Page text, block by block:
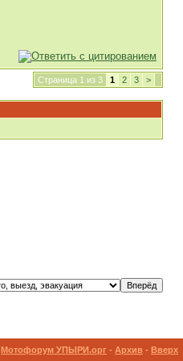
Страница 1 из 3 1 2 3 >
Мотофорум УПЫРИ.орг - Архив - Вверх